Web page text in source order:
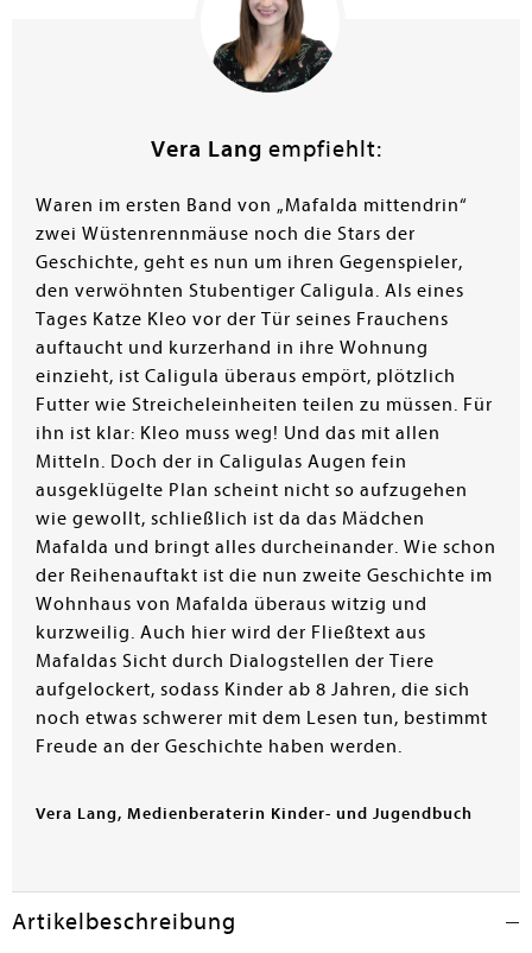
turbulente Abenteuergeschichte um Mafalda und
Caligula (Bd. 1: BP/mp 23/923), aufgelockert von den
Kommentaren der tierischen Protagonisten, hat Jutta
Wetzel wieder liebevoll illustriert. Nicht nur
dieser Geschichte haben. Gern empfohlen.
Vera Lang empfiehlt:
Waren im ersten Band von „Mafalda mittendrin“
zwei Wüstenrennmäuse noch die Stars der
Geschichte, geht es nun um ihren Gegenspieler,
den verwöhnten Stubentiger Caligula. Als eines
Tages Katze Kleo vor der Tür seines Frauchens
auftaucht und kurzerhand in ihre Wohnung
einzieht, ist Caligula überaus empört, plötzlich
Futter wie Streicheleinheiten teilen zu müssen. Für
ihn ist klar: Kleo muss weg! Und das mit allen
Mitteln. Doch der in Caligulas Augen fein
ausgeklügelte Plan scheint nicht so aufzugehen
wie gewollt, schließlich ist da das Mädchen
Mafalda und bringt alles durcheinander. Wie schon
der Reihenauftakt ist die nun zweite Geschichte im
Wohnhaus von Mafalda überaus witzig und
kurzweilig. Auch hier wird der Fließtext aus
Mafaldas Sicht durch Dialogstellen der Tiere
aufgelockert, sodass Kinder ab 8 Jahren, die sich
noch etwas schwerer mit dem Lesen tun, bestimmt
Freude an der Geschichte haben werden.
Vera Lang, Medienberaterin Kinder- und Jugendbuch
Artikelbeschreibung